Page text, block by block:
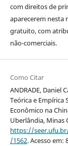
com direitos de
aparecerem nesta
gratuito, com
não-comerciais.
Como Citar
ANDRADE, Daniel
Teórica e
Econômico na
Uberlândia, Minas
https://
/1562. Acesso em: